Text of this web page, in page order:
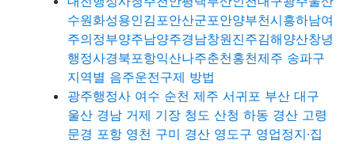
수원화성용인김포안산군포안양부천시흥하남여
주의정부양주남양주경남창원진주김해양산창녕
행정사경북포항익산나주춘천홍천제주 송파구
지역별 음주운전구제 방법
광주행정사 여수 순천 제주 서귀포 부산 대구
울산 경남 거제 기장 청도 산청 하동 경산 고령
문경 포항 영천 구미 경산 영도구 영업정지·집